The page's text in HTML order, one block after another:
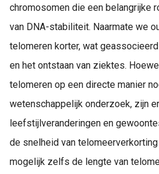
chromosomen die een belangrijke
van DNA-stabiliteit. Naarmate we
telomeren korter, wat
en het ontstaan van ziektes.
telomeren op een directe manier
wetenschappelijk onderzoek, zijn
leefstijlveranderingen en
de snelheid van
mogelijk zelfs de lengte van